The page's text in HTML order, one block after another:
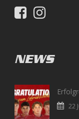
NEWS
22